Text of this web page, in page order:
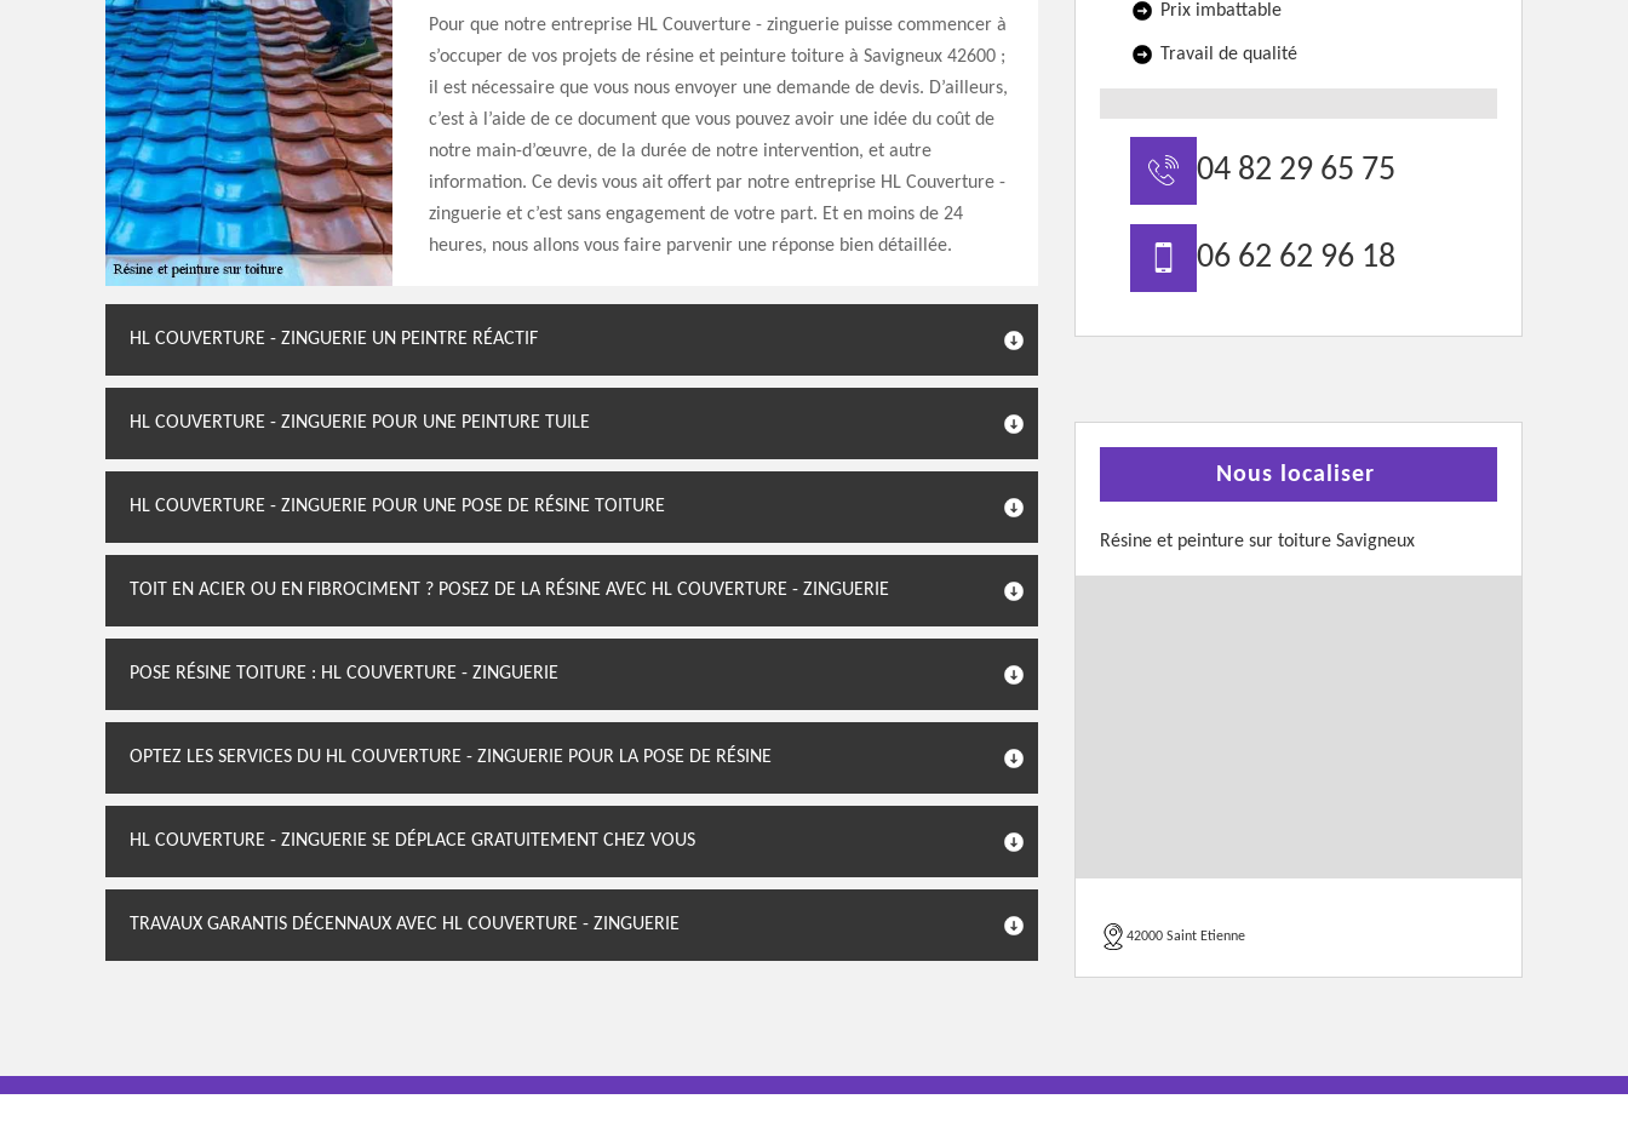
Pour que notre entreprise HL Couverture - zinguerie puisse commencer à
s’occuper de vos projets de résine et peinture toiture à Savigneux 42600 ;
il est nécessaire que vous nous envoyer une demande de devis. D’ailleurs,
c’est à l’aide de ce document que vous pouvez avoir une idée du coût de
notre main-d’œuvre, de la durée de notre intervention, et autre
information. Ce devis vous ait offert par notre entreprise HL Couverture -
zinguerie et c’est sans engagement de votre part. Et en moins de 24
heures, nous allons vous faire parvenir une réponse bien détaillée.
HL COUVERTURE - ZINGUERIE UN PEINTRE RÉACTIF
HL COUVERTURE - ZINGUERIE POUR UNE PEINTURE TUILE
HL COUVERTURE - ZINGUERIE POUR UNE POSE DE RÉSINE TOITURE
TOIT EN ACIER OU EN FIBROCIMENT ? POSEZ DE LA RÉSINE AVEC HL COUVERTURE - ZINGUERIE
POSE RÉSINE TOITURE : HL COUVERTURE - ZINGUERIE
OPTEZ LES SERVICES DU HL COUVERTURE - ZINGUERIE POUR LA POSE DE RÉSINE
HL COUVERTURE - ZINGUERIE SE DÉPLACE GRATUITEMENT CHEZ VOUS
TRAVAUX GARANTIS DÉCENNAUX AVEC HL COUVERTURE - ZINGUERIE
Prix imbattable
Travail de qualité
04 82 29 65 75
06 62 62 96 18
Nous localiser
Résine et peinture sur toiture Savigneux
42000 Saint Etienne